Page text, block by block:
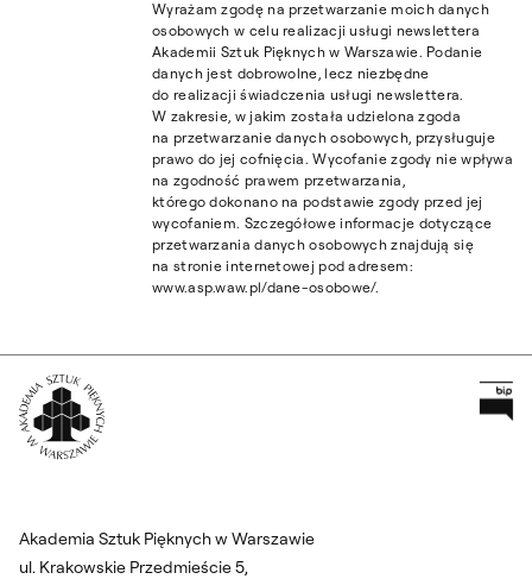
Wyrażam zgodę na przetwarzanie moich danych
osobowych w celu realizacji usługi newslettera
Akademii Sztuk Pięknych w Warszawie. Podanie
danych jest dobrowolne, lecz niezbędne
do realizacji świadczenia usługi newslettera.
W zakresie, w jakim została udzielona zgoda
na przetwarzanie danych osobowych, przysługuje
prawo do jej cofnięcia. Wycofanie zgody nie wpływa
na zgodność prawem przetwarzania,
którego dokonano na podstawie zgody przed jej
wycofaniem. Szczegółowe informacje dotyczące
przetwarzania danych osobowych znajdują się
na stronie internetowej pod adresem:
www.asp.waw.pl/dane-osobowe/.
Akademia Sztuk Pięknych w Warszawie
ul. Krakowskie Przedmieście 5,